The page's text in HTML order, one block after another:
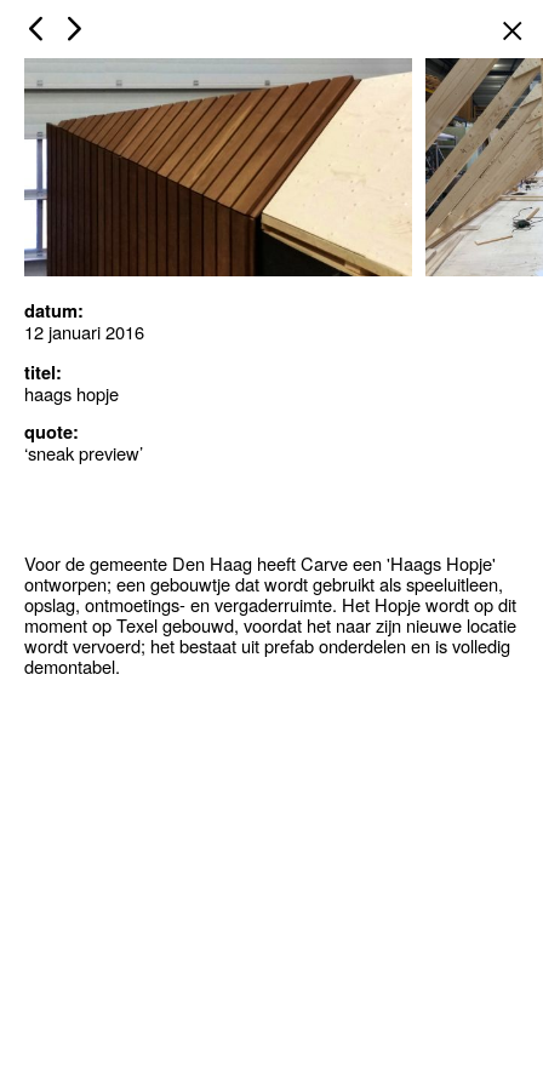
datum:
12 januari 2016
titel:
haags hopje
quote:
‘sneak preview’
Voor de gemeente Den Haag heeft Carve een 'Haags Hopje'
ontworpen; een gebouwtje dat wordt gebruikt als speeluitleen,
opslag, ontmoetings- en vergaderruimte. Het Hopje wordt op dit
moment op Texel gebouwd, voordat het naar zijn nieuwe locatie
wordt vervoerd; het bestaat uit prefab onderdelen en is volledig
demontabel.
×